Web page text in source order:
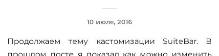
10 июля, 2016
Продолжаем тему кастомизации SuiteBar. В